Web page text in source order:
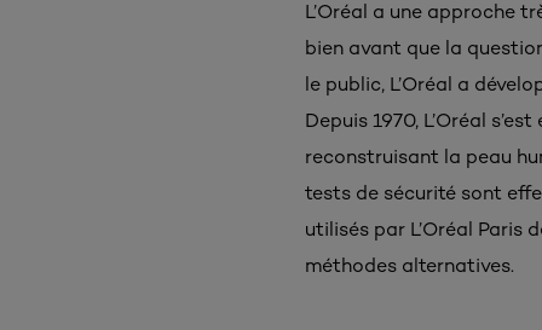
L’Oréal a une approche
bien avant que la
le public, L’Oréal a
Depuis 1970, L’Oréal
reconstruisant la peau
tests de sécurité sont
utilisés par L’Oréal Paris
méthodes alternatives.